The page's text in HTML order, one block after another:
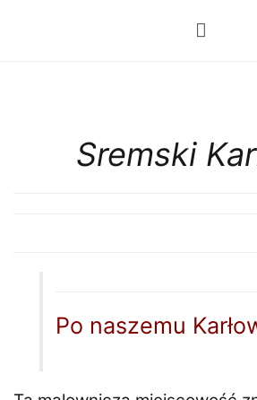
Sremski
Po naszemu